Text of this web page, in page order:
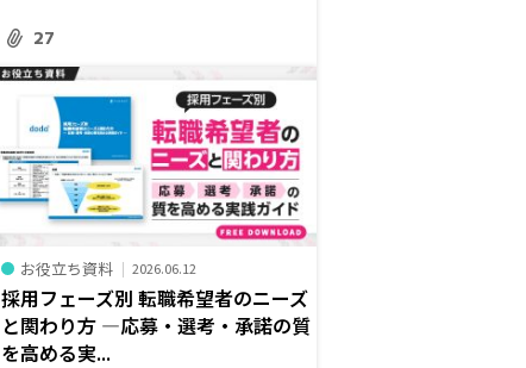
27
お役立ち資料 2026.06.12
採用フェーズ別 転職希望者のニーズ
と関わり方 ―応募・選考・承諾の質
を高める実...